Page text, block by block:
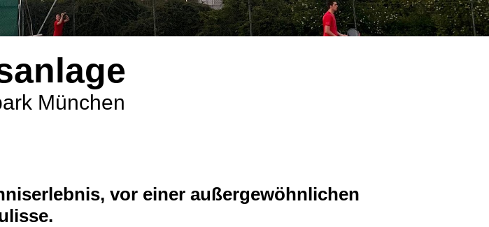
München
vor einer außergewöhnlichen